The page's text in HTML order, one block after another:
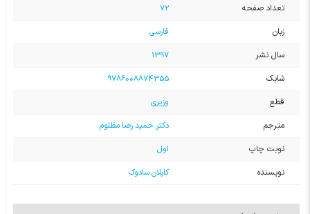
تعداد صفحه
72
زبان
فارسی
سال نشر
1397
شابک
9786008874355
قطع
وزیری
مترجم
دکتر حمید رضا مظلوم
نوبت چاپ
اول
نویسنده
کاپلان سادوک